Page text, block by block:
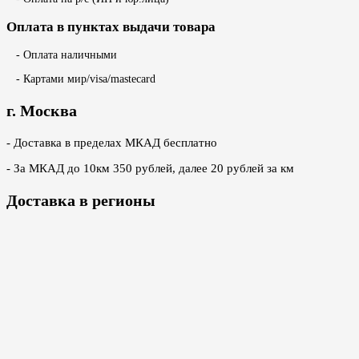
Оплата в пунктах выдачи товара
- Оплата наличными
- Картами мир/visa/mastecard
г. Москва
- Доставка в пределах МКАД бесплатно
- За МКАД до 10км 350 рублей, далее 20 рублей за км
Доставка в регионы